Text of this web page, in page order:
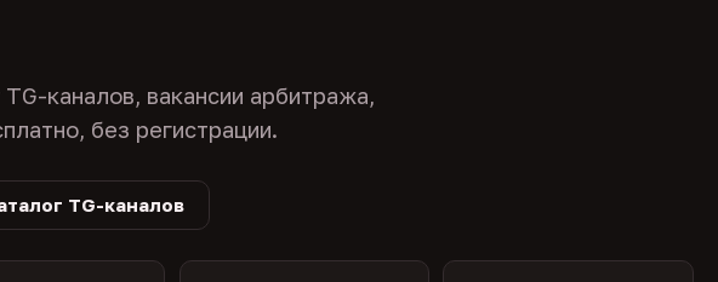
каналов, вакансии арбитража,
без регистрации.
TG-каналов